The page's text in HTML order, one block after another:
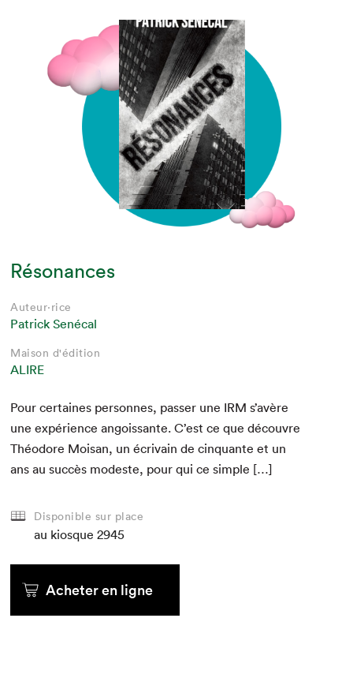
Résonances
Auteur·rice
Patrick Senécal
Maison d'édition
ALIRE
Pour cer­taines per­son­nes, pass­er une IRM s’avère
une expéri­ence angois­sante. C’est ce que décou­vre
Théodore Moisan, un écrivain de cinquante et un
ans au suc­cès mod­este, pour qui ce simple […]
Disponible sur place
au kiosque 2945
Acheter en ligne